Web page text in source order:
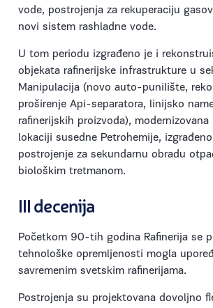
vode, postrojenja za rekuperaciju
novi sistem rashladne vode.
U tom periodu izgrađeno je i
objekata rafinerijske infrastrukture u
Manipulacija (novo auto-punilište,
proširenje Api-separatora, linijsko
rafinerijskih proizvoda),
lokaciji susedne Petrohemije,
postrojenje za sekundarnu obradu
biološkim tretmanom.
III decenija
Početkom 90-tih godina Rafinerija se
tehnološke opremljenosti mogla
savremenim svetskim rafinerijama.
Postrojenja su projektovana dovoljno